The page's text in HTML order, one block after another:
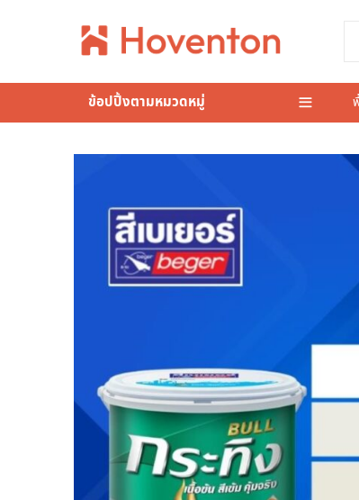
ข้อปปิ้งตามหมวดหมู่